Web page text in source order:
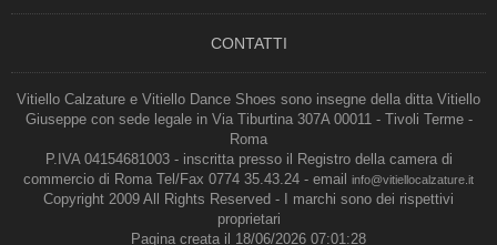
CONTATTI
Vitiello Calzature e Vitiello Dance Shoes sono insegne della ditta Vitiello
Giuseppe con sede legale in Via Tiburtina 307A 00011 - Tivoli Terme -
Roma
P.IVA 04154681003 - inscritta presso il Registro della camera di
commercio di Roma Tel/Fax 0774 35.43.24 - email
info@vitiellocalzature.it
Copyright 2009 All Rights Reserved - I marchi sono dei rispettivi
proprietari
Pagina creata il 18/06/2026 07:01:28